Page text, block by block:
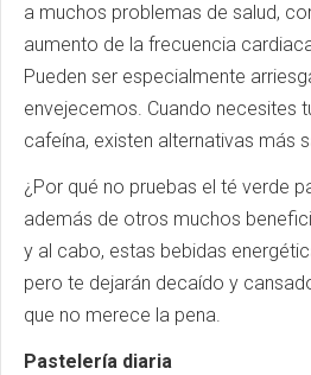
a muchos problemas de salud,
aumento de la frecuencia
Pueden ser especialmente
envejecemos. Cuando necesites
cafeína, existen alternativas más
¿Por qué no pruebas el té verde
además de otros muchos
y al cabo, estas bebidas
pero te dejarán decaído y
que no merece la pena.
Pastelería diaria